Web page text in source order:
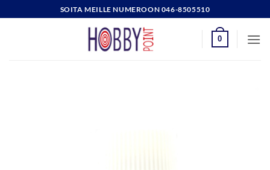
to
SOITA MEILLE NUMEROON 046-8505510
0